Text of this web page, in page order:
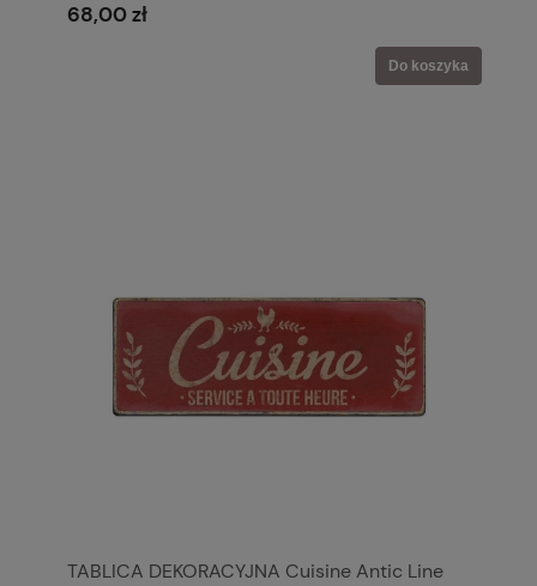
68,00 zł
Do koszyka
TABLICA DEKORACYJNA Cuisine Antic Line